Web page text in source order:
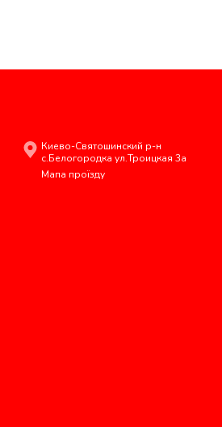
Киево-Святошинский р-н
с.Белогородка ул.Троицкая 3а
Мапа проїзду